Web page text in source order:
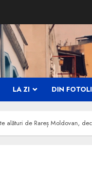
LA ZI DIN
alături de Rareș Moldovan,